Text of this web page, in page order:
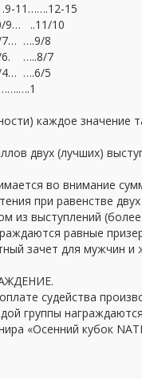
.9-11…….12-15
9… ..11/10
7… ….9/8
6. …..8/7
4… ….6/5
каждое значение
двух (лучших)
во внимание
при равенстве
из выступлений
равные
зачет для мужчин и
судейства
группы
«Осенний кубок